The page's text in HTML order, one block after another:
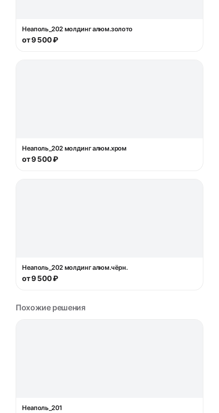
Неаполь_202 молдинг алюм.золото
от 9 500 ₽
Неаполь_202 молдинг алюм.хром
от 9 500 ₽
Неаполь_202 молдинг алюм.чёрн.
от 9 500 ₽
Похожие решения
Неаполь_201